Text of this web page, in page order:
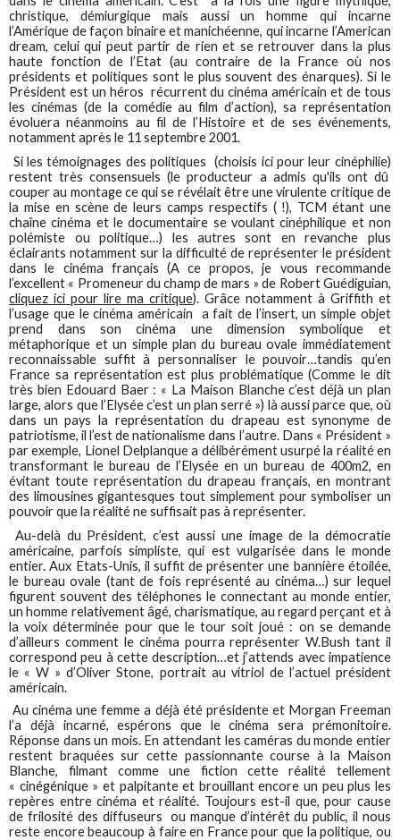
christique, démiurgique mais aussi un homme qui incarne
l’Amérique de façon binaire et manichéenne, qui incarne l’American
dream, celui qui peut partir de rien et se retrouver dans la plus
haute fonction de l’Etat (au contraire de la France où nos
présidents et politiques sont le plus souvent des énarques). Si le
Président est un héros récurrent du cinéma américain et de tous
les cinémas (de la comédie au film d’action), sa représentation
évoluera néanmoins au fil de l’Histoire et de ses événements,
notamment après le 11 septembre 2001.
Si les témoignages des politiques (choisis ici pour leur cinéphilie)
restent très consensuels (le producteur a admis qu'ils ont dû
couper au montage ce qui se révélait être une virulente critique de
la mise en scène de leurs camps respectifs ( !), TCM étant une
chaîne cinéma et le documentaire se voulant cinéphilique et non
polémiste ou politique…) les autres sont en revanche plus
éclairants notamment sur la difficulté de représenter le président
dans le cinéma français (A ce propos, je vous recommande
l’excellent « Promeneur du champ de mars » de Robert Guédiguian,
cliquez ici pour lire ma critique). Grâce notamment à Griffith et
l’usage que le cinéma américain a fait de l’insert, un simple objet
prend dans son cinéma une dimension symbolique et
métaphorique et un simple plan du bureau ovale immédiatement
reconnaissable suffit à personnaliser le pouvoir…tandis qu’en
France sa représentation est plus problématique (Comme le dit
très bien Edouard Baer : « La Maison Blanche c’est déjà un plan
large, alors que l’Elysée c’est un plan serré ») là aussi parce que, où
dans un pays la représentation du drapeau est synonyme de
patriotisme, il l’est de nationalisme dans l’autre. Dans « Président »
par exemple, Lionel Delplanque a délibérément usurpé la réalité en
transformant le bureau de l’Elysée en un bureau de 400m2, en
évitant toute représentation du drapeau français, en montrant
des limousines gigantesques tout simplement pour symboliser un
pouvoir que la réalité ne suffisait pas à représenter.
Au-delà du Président, c’est aussi une image de la démocratie
américaine, parfois simpliste, qui est vulgarisée dans le monde
entier. Aux Etats-Unis, il suffit de présenter une bannière étoilée,
le bureau ovale (tant de fois représenté au cinéma…) sur lequel
figurent souvent des téléphones le connectant au monde entier,
un homme relativement âgé, charismatique, au regard perçant et à
la voix déterminée pour que le tour soit joué : on se demande
d’ailleurs comment le cinéma pourra représenter W.Bush tant il
correspond peu à cette description…et j’attends avec impatience
le « W » d’Oliver Stone, portrait au vitriol de l’actuel président
américain.
Au cinéma une femme a déjà été présidente et Morgan Freeman
l’a déjà incarné, espérons que le cinéma sera prémonitoire.
Réponse dans un mois. En attendant les caméras du monde entier
restent braquées sur cette passionnante course à la Maison
Blanche, filmant comme une fiction cette réalité tellement
« cinégénique » et palpitante et brouillant encore un peu plus les
repères entre cinéma et réalité. Toujours est-il que, pour cause
de frilosité des diffuseurs ou manque d’intérêt du public, il nous
reste encore beaucoup à faire en France pour que la politique, ou